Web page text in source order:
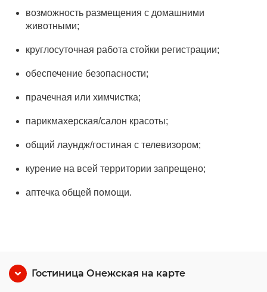
возможность размещения с домашними
животными;
круглосуточная работа стойки регистрации;
обеспечение безопасности;
прачечная или химчистка;
парикмахерская/салон красоты;
общий лаундж/гостиная с телевизором;
курение на всей территории запрещено;
аптечка общей помощи.
Гостиница Онежская на карте